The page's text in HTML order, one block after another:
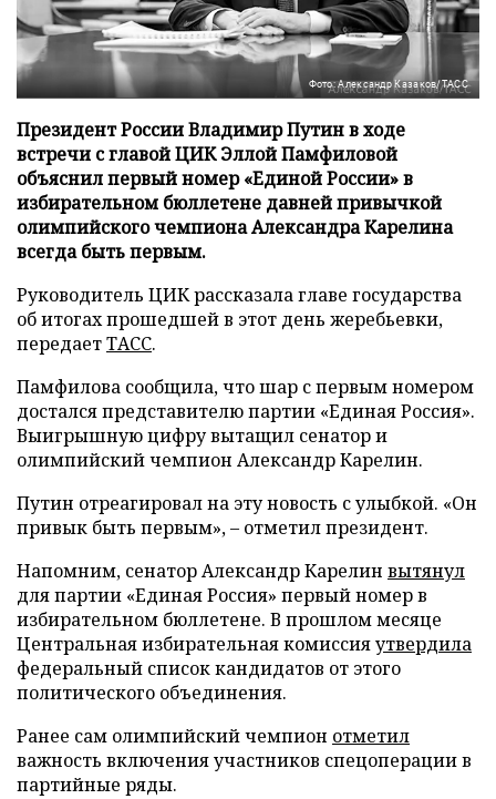
Фото: Александр Казаков/ТАСС
Президент России Владимир Путин в ходе
встречи с главой ЦИК Эллой Памфиловой
объяснил первый номер «Единой России» в
избирательном бюллетене давней привычкой
олимпийского чемпиона Александра Карелина
всегда быть первым.
Руководитель ЦИК рассказала главе государства
об итогах прошедшей в этот день жеребьевки,
передаетТАСС.
Памфилова сообщила, что шар с первым номером
достался представителю партии «Единая Россия».
Выигрышную цифру вытащил сенатор и
олимпийский чемпион Александр Карелин.
Путин отреагировал на эту новость с улыбкой. «Он
привык быть первым», – отметил президент.
Напомним, сенатор Александр Карелин вытянул
для партии «Единая Россия» первый номер в
избирательном бюллетене. В прошлом месяце
Центральная избирательная комиссияутвердила
федеральный список кандидатов от этого
политического объединения.
Ранее сам олимпийский чемпион отметил
важность включения участников спецоперации в
партийные ряды.